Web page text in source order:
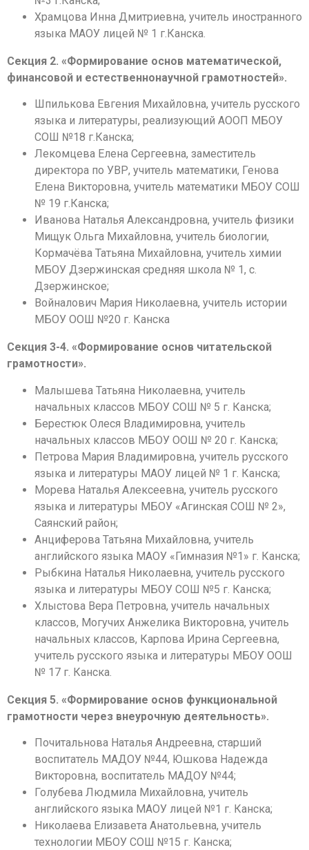
Храмцова Инна Дмитриевна, учитель иностранного
языка МАОУ лицей № 1 г.Канска.
Секция 2. «Формирование основ математической,
финансовой и естественнонаучной грамотностей».
Шпилькова Евгения Михайловна, учитель русского
языка и литературы, реализующий АООП МБОУ
СОШ №18 г.Канска;
Лекомцева Елена Сергеевна, заместитель
директора по УВР, учитель математики, Генова
Елена Викторовна, учитель математики МБОУ СОШ
№ 19 г.Канска;
Иванова Наталья Александровна, учитель физики
Мищук Ольга Михайловна, учитель биологии,
Кормачёва Татьяна Михайловна, учитель химии
МБОУ Дзержинская средняя школа № 1, с.
Дзержинское;
Войналович Мария Николаевна, учитель истории
МБОУ ООШ №20 г. Канска
Секция 3-4. «Формирование основ читательской
грамотности».
Малышева Татьяна Николаевна, учитель
начальных классов МБОУ СОШ № 5 г. Канска;
Берестюк Олеся Владимировна, учитель
начальных классов МБОУ ООШ № 20 г. Канска;
Петрова Мария Владимировна, учитель русского
языка и литературы МАОУ лицей № 1 г. Канска;
Морева Наталья Алексеевна, учитель русского
языка и литературы МБОУ «Агинская СОШ № 2»,
Саянский район;
Анциферова Татьяна Михайловна, учитель
английского языка МАОУ «Гимназия №1» г. Канска;
Рыбкина Наталья Николаевна, учитель русского
языка и литературы МБОУ СОШ №5 г. Канска;
Хлыстова Вера Петровна, учитель начальных
классов, Могучих Анжелика Викторовна, учитель
начальных классов, Карпова Ирина Сергеевна,
учитель русского языка и литературы МБОУ ООШ
№ 17 г. Канска.
Секция 5. «Формирование основ функциональной
грамотности через внеурочную деятельность».
Почитальнова Наталья Андреевна, старший
воспитатель МАДОУ №44, Юшкова Надежда
Викторовна, воспитатель МАДОУ №44;
Голубева Людмила Михайловна, учитель
английского языка МАОУ лицей №1 г. Канска;
Николаева Елизавета Анатольевна, учитель
технологии МБОУ СОШ №15 г. Канска;